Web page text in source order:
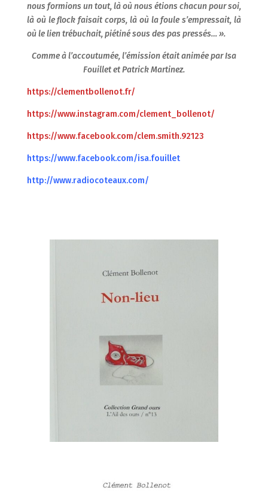
nous formions un tout, là où nous étions chacun pour soi,
là où le flock faisait corps, là où la foule s’empressait, là
où le lien trébuchait, piétiné sous des pas pressés… ».
Comme à l’accoutumée, l’émission était animée par Isa
Fouillet et Patrick Martinez.
https://clementbollenot.fr/
https://www.instagram.com/clement_bollenot/
https://www.facebook.com/clem.smith.92123
https://www.facebook.com/isa.fouillet
http://www.radiocoteaux.com/